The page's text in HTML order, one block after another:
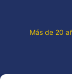
Más de 20